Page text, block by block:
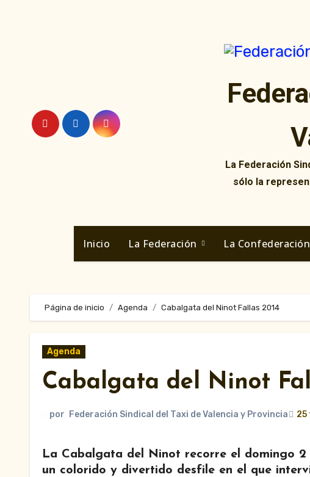
La Federación
sólo la
Inicio La Federación La Confederación
Página de inicio Agenda Cabalgata del Ninot Fallas 2014
Agenda
Cabalgata del Ninot
por Federación Sindical del Taxi de Valencia y Provincia 25
La Cabalgata del Ninot recorre el domingo
un colorido y divertido desfile en el que